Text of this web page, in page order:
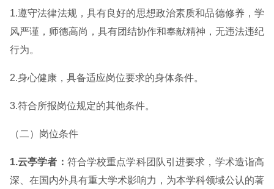
1.遵守法律法规，具有良好的思想政治素质和品德修养，学
风严谨，师德高尚，具有团结协作和奉献精神，无违法违纪
行为。
2.身心健康，具备适应岗位要求的身体条件。
3.符合所报岗位规定的其他条件。
（二）岗位条件
1.云亭学者： 符合学校重点学科团队引进要求，学术造诣高
深、在国内外具有重大学术影响力，为本学科领域公认的著